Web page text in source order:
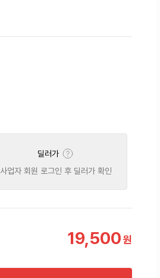
딜러가
사업자 회원 로그인 후 딜러가 확인
19,500원